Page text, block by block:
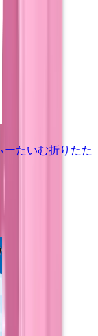
たいむ折りたた